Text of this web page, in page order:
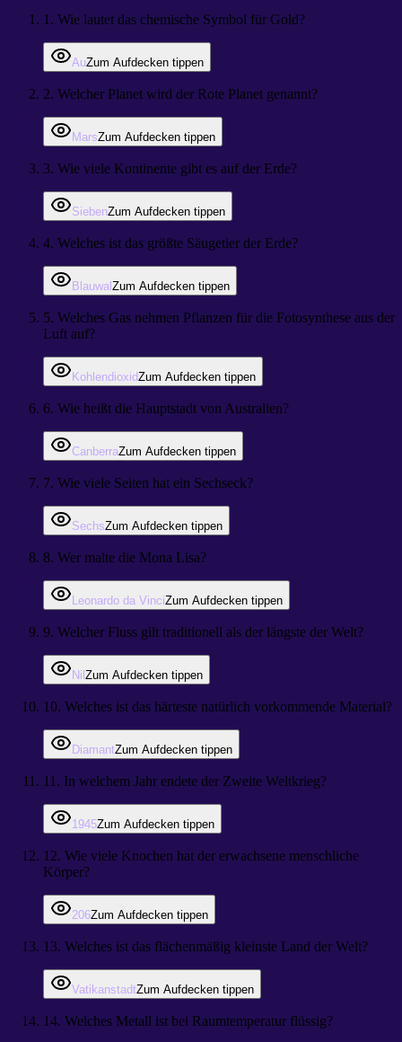
1 . Wie lautet das chemische Symbol für Gold?
AuZum Aufdecken tippen
2. Welcher Planet wird der Rote Planet genannt?
MarsZum Aufdecken tippen
3. Wie viele Kontinente gibt es auf der Erde?
SiebenZum Aufdecken tippen
4. Welches ist das größte Säugetier der Erde?
Blauwal Zum Aufdecken tippen
5. Welches Gas nehmen Pflanzen für die Fotosynthese aus der
Luft auf?
KohlendioxidZum Aufdecken tippen
6. Wie heißt die Hauptstadt von Australien?
CanberraZum Aufdecken tippen
7. Wie viele Seiten hat ein Sechseck?
SechsZum Aufdecken tippen
8. Wer malte die Mona Lisa?
Leonardo da VinciZum Aufdecken tippen
9. Welcher Fluss gilt traditionell als der längste der Welt?
Nil Zum Aufdecken tippen
10. Welches ist das härteste natürlich vorkommende Material?
DiamantZum Aufdecken tippen
11 . In welchem Jahr endete der Zweite Weltkrieg?
1945Zum Aufdecken tippen
12. Wie viele Knochen hat der erwachsene menschliche
Körper?
206Zum Aufdecken tippen
13. Welches ist das flächenmäßig kleinste Land der Welt?
VatikanstadtZum Aufdecken tippen
14. Welches Metall ist bei Raumtemperatur flüssig?